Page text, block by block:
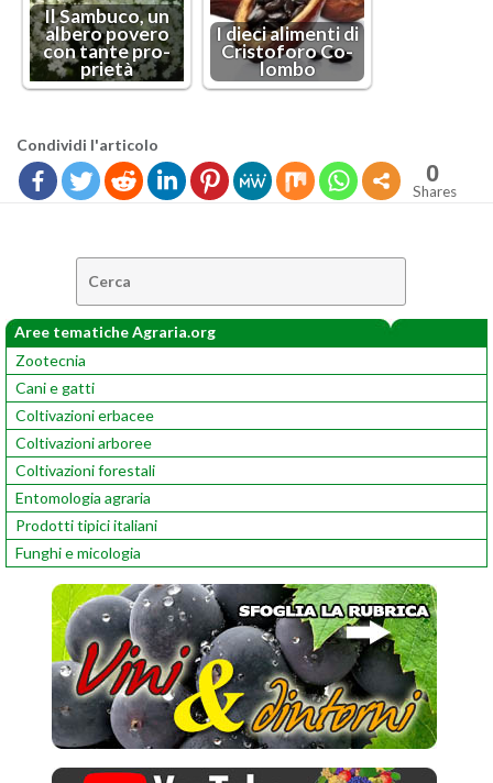
Il Sam­bu­co, un
al­be­ro po­ve­ro
con tante pro­
prie­tà
I dieci ali­men­ti di
Cri­sto­fo­ro Co­
lom­bo
Con­di­vi­di l'ar­ti­co­lo
0
Shares
Aree tematiche Agraria.org
Zootecnia
Cani e gatti
Coltivazioni erbacee
Coltivazioni arboree
Coltivazioni forestali
Entomologia agraria
Prodotti tipici italiani
Funghi e micologia